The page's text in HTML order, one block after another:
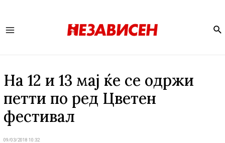
На 12 и 13 мај ќе се одржи
петти по ред Цветен
фестивал
09/03/2018 10:32